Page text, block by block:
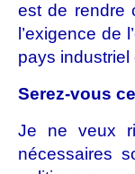
est de rendre
l’exigence de
pays
Serez-vous
Je ne veux
nécessaires